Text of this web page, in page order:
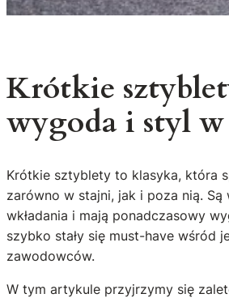
Krótkie
wygoda i styl w
Krótkie sztyblety to klasyka, która
zarówno w stajni, jak i poza nią. Są
wkładania i mają ponadczasowy
szybko stały się must-have wśród
zawodowców.
W tym artykule przyjrzymy się